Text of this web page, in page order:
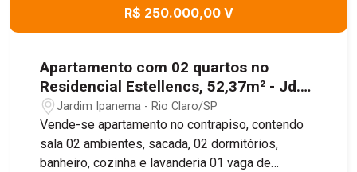
R$ 250.000,00 V
Apartamento com 02 quartos no
Residencial Estellencs, 52,37m² - Jd.
Ipanema, Rio Claro/SP
Jardim Ipanema - Rio Claro/SP
Vende-se apartamento no contrapiso, contendo
sala 02 ambientes, sacada, 02 dormitórios,
banheiro, cozinha e lavanderia 01 vaga de